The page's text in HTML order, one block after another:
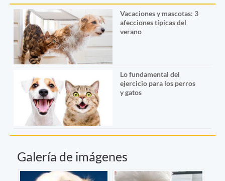
Vacaciones y mascotas: 3
afecciones típicas del
verano
Lo fundamental del
ejercicio para los perros
y gatos
Galería de imágenes